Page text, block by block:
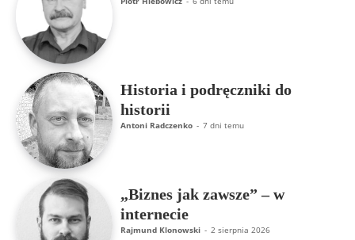
Historia i podręczniki do
historii
Antoni Radczenko - 7 dni temu
„Biznes jak zawsze” – w
internecie
Rajmund Klonowski - 2 sierpnia 2026